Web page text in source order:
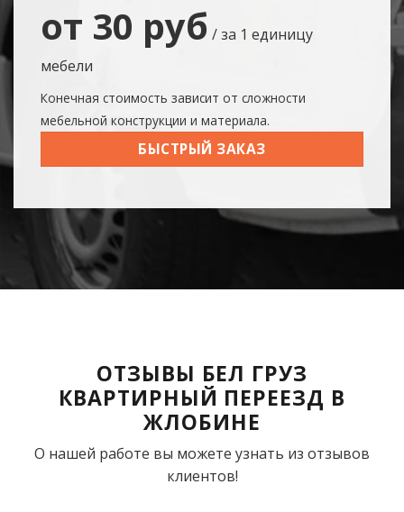
от 30 руб / за 1 единицу
мебели
Конечная стоимость зависит от сложности
мебельной конструкции и материала.
БЫСТРЫЙ ЗАКАЗ
ОТЗЫВЫ БЕЛ ГРУЗ
КВАРТИРНЫЙ ПЕРЕЕЗД В
ЖЛОБИНЕ
О нашей работе вы можете узнать из отзывов
клиентов!